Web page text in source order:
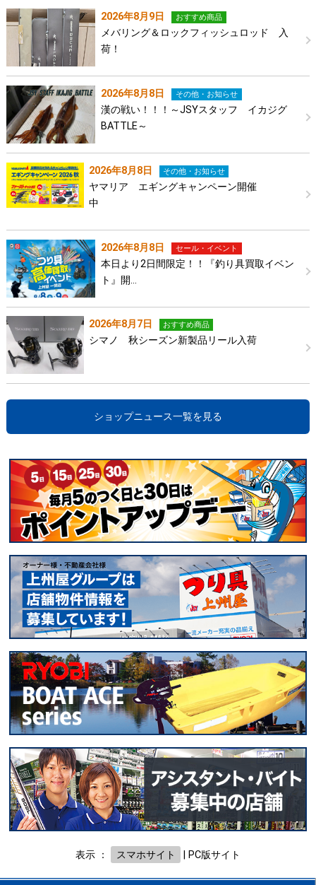
2026年8月9日 おすすめ商品
メバリング＆ロックフィッシュロッド 入
荷！
2026年8月8日 その他・お知らせ
漢の戦い！！！～JSYスタッフ イカジグ
BATTLE～
2026年8月8日 その他・お知らせ
ヤマリア エギングキャンペーン開催
中
2026年8月8日 セール・イベント
本日より2日間限定！！『釣り具買取イベン
ト』開…
2026年8月7日 おすすめ商品
シマノ 秋シーズン新製品リール入荷
ショップニュース一覧を見る
表示 ： スマホサイト PC版サイト